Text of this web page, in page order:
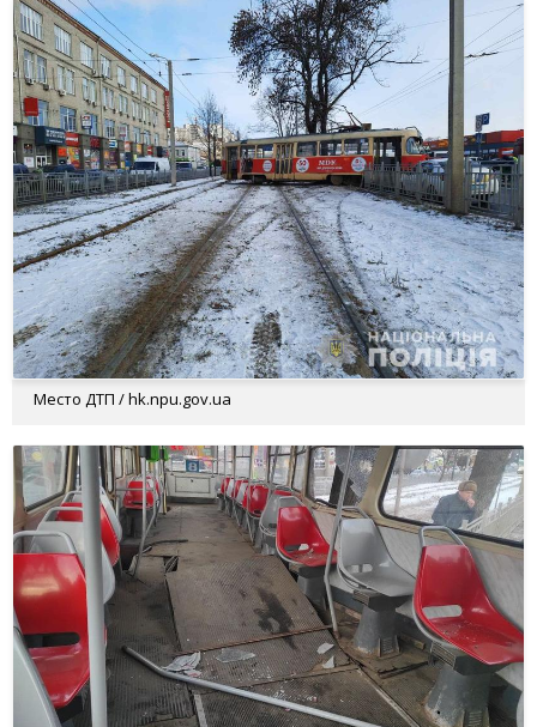
Место ДТП / hk.npu.gov.ua